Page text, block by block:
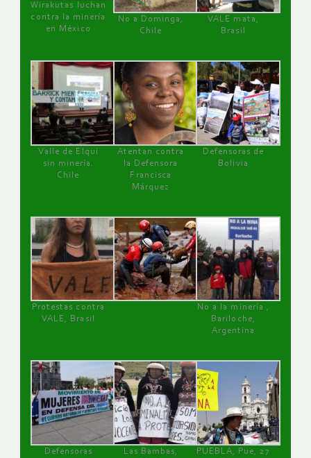
Wirakutas luchan
contra la minería
en México
No a Dominga,
Chile
VALE mata,
Brasil
Valle de Elqui
sin minería.
Chile
Atentan contra
la Defensora
Francisca
Márquez
Defensoras de
Bolivia
Protestas contra
VALE, Brasil
No a la minería ,
Bariloche,
Argentina
Defensoras
Las Bambas,
PUEBLA, Pue, 27